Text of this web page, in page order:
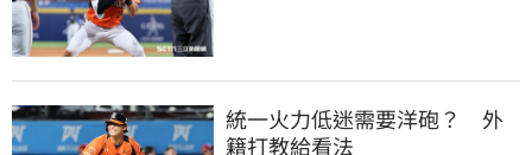
統一火力低迷需要洋砲？　外
籍打教給看法